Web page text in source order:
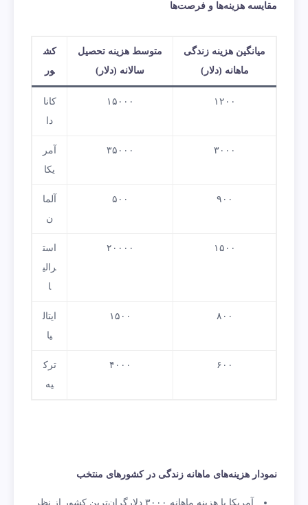
مقایسه هزینه‌ها و فرصت‌ها
میانگین هزینه زندگی
ماهانه (دلار)
متوسط هزینه تحصیل
سالانه (دلار)
کش
ور
۱۲۰۰ ۱۵۰۰۰
کانا
دا
۳۰۰۰ ۳۵۰۰۰
آمر
یکا
۹۰۰ ۵۰۰
آلما
ن
۱۵۰۰ ۲۰۰۰۰
است
رالی
ا
۸۰۰ ۱۵۰۰
ایتال
یا
۶۰۰ ۴۰۰۰
ترک
یه
نمودار هزینه‌های ماهانه زندگی در کشورهای منتخب
آمریکا با هزینه ماهانه ۳۰۰۰ دلارگران‌ترین کشور از نظر